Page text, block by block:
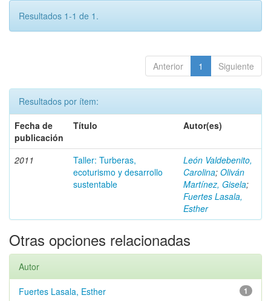
Resultados 1-1 de 1.
Anterior 1 Siguiente
Resultados por ítem:
Fecha de
publicación
Título Autor(es)
2011
Taller: Turberas,
ecoturismo y desarrollo
sustentable
León Valdebenito,
Carolina; Oliván
Martínez, Gisela;
Fuertes Lasala,
Esther
Otras opciones relacionadas
Autor
1
Fuertes Lasala, Esther